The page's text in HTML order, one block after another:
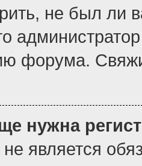
не был ли
форума.
нужна
не является